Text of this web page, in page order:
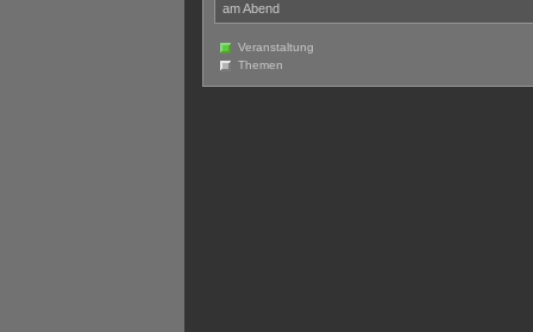
am Abend
Veranstaltung
Themen